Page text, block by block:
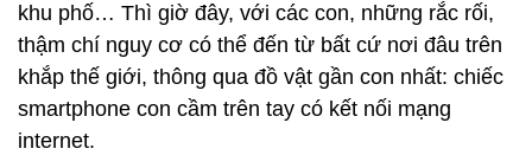
khu phố… Thì giờ đây, với các con, những rắc rối,
thậm chí nguy cơ có thể đến từ bất cứ nơi đâu trên
khắp thế giới, thông qua đồ vật gần con nhất: chiếc
smartphone con cầm trên tay có kết nối mạng
internet.